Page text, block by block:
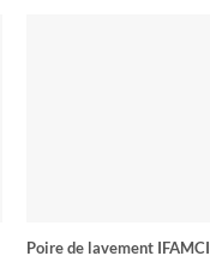
Poire de lavement IFAMCI